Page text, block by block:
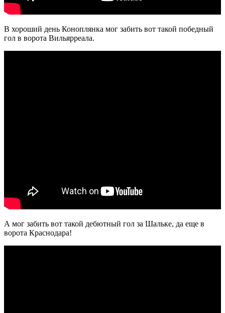
В хороший день Коноплянка мог забить вот такой победный
гол в ворота Вильярреала.
А мог забить вот такой дебютный гол за Шальке, да еще в
ворота Краснодара!